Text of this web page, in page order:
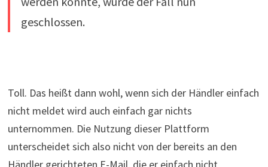
geschlossen.
Toll. Das heißt dann wohl, wenn sich der Händler einfach
nicht meldet wird auch einfach gar nichts
unternommen. Die Nutzung dieser Plattform
unterscheidet sich also nicht von der bereits an den